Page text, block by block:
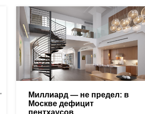
Миллиард — не предел: в
Москве дефицит
пентхаусов